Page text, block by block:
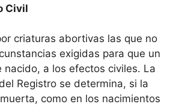
Civil
criaturas abortivas las que no
exigidas para que un
nacido, a los efectos civiles. La
Registro se determina, si la
como en los nacimientos